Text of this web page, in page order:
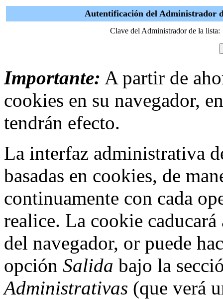
Autentificación del Administrador
Clave del Administrador de la lista:
Importante: A partir de
cookies en su navegador,
tendrán efecto.
La interfaz administrativa
basadas en cookies, de
continuamente con cada
realice. La cookie
del navegador, or puede
opción Salida bajo la
Administrativas (que verá